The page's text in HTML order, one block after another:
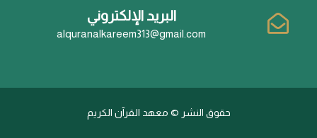
البريد الإلكتروني
alquranalkareem313@gmail.com
حقوق النشر © معهد القرآن الكريم